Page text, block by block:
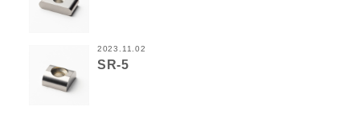
2023.11.02
SR-5